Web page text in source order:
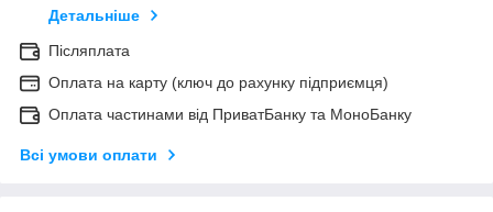
Детальніше
Післяплата
Оплата на карту (ключ до рахунку підприємця)
Оплата частинами від ПриватБанку та МоноБанку
Всі умови оплати